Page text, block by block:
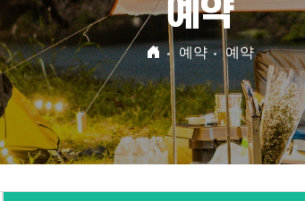
예약
예약 예약